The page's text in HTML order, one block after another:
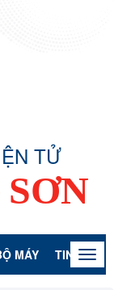
TỬ
MÁY TIN TỨC -